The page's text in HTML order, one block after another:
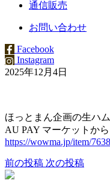
通信販売
お問い合わせ
Facebook
Instagram
2025年12月4日
ほっとまん企画の生ハ
AU PAY マーケットか
https://wowma.jp/item/
前の投稿 次の投稿